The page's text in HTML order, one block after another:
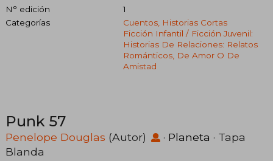
N° edición
1
Categorías
Cuentos, Historias Cortas
Ficción Infantil / Ficción Juvenil:
Historias De Relaciones: Relatos
Románticos, De Amor O De
Amistad
Punk 57
Penelope Douglas (Autor) · Planeta · Tapa
Blanda